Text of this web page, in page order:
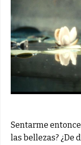
Sentarme
las bellezas? ¿De